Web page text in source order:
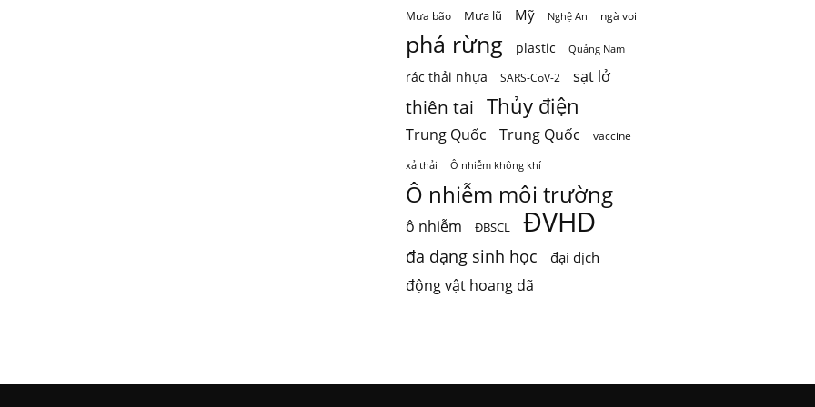
Mưa bão Mưa lũ Mỹ Nghệ An ngà voi
phá rừng plastic Quảng Nam
rác thải nhựa SARS-CoV-2 sạt lở
thiên tai Thủy điện
Trung Quốc Trung Quốc vaccine
xả thải Ô nhiễm không khí
Ô nhiễm môi trường
ô nhiễm ĐBSCL ĐVHD
đa dạng sinh học
đại dịch
động vật hoang dã